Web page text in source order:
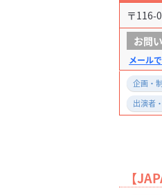
〒116-
メール
企画・
出演者
【